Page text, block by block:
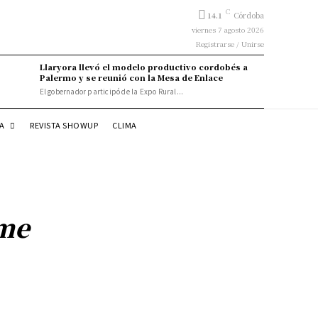
14.1 C Córdoba
viernes 7 agosto 2026
Registrarse / Unirse
Llaryora llevó el modelo productivo cordobés a
Palermo y se reunió con la Mesa de Enlace
El gobernador participó de la Expo Rural...
REVISTA SHOWUP CLIMA